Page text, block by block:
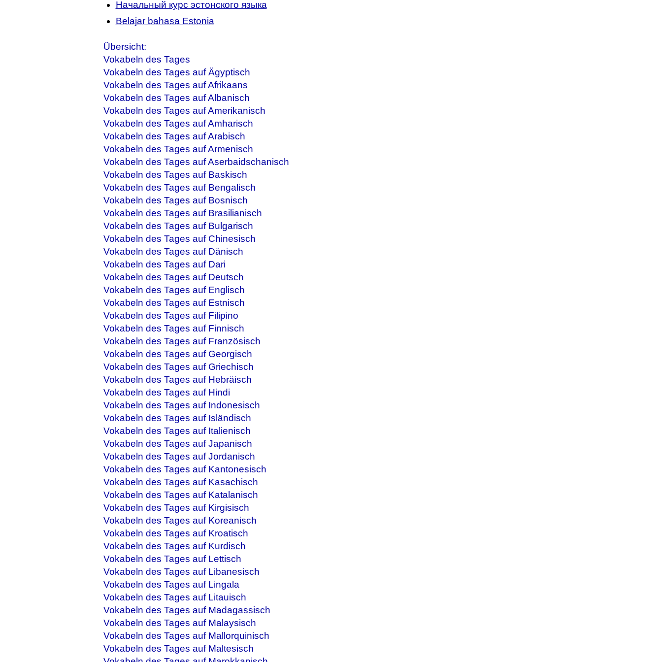
Начальный курс эстонского языка
Belajar bahasa Estonia
Übersicht:
Vokabeln des Tages
Vokabeln des Tages auf Ägyptisch
Vokabeln des Tages auf Afrikaans
Vokabeln des Tages auf Albanisch
Vokabeln des Tages auf Amerikanisch
Vokabeln des Tages auf Amharisch
Vokabeln des Tages auf Arabisch
Vokabeln des Tages auf Armenisch
Vokabeln des Tages auf Aserbaidschanisch
Vokabeln des Tages auf Baskisch
Vokabeln des Tages auf Bengalisch
Vokabeln des Tages auf Bosnisch
Vokabeln des Tages auf Brasilianisch
Vokabeln des Tages auf Bulgarisch
Vokabeln des Tages auf Chinesisch
Vokabeln des Tages auf Dänisch
Vokabeln des Tages auf Dari
Vokabeln des Tages auf Deutsch
Vokabeln des Tages auf Englisch
Vokabeln des Tages auf Estnisch
Vokabeln des Tages auf Filipino
Vokabeln des Tages auf Finnisch
Vokabeln des Tages auf Französisch
Vokabeln des Tages auf Georgisch
Vokabeln des Tages auf Griechisch
Vokabeln des Tages auf Hebräisch
Vokabeln des Tages auf Hindi
Vokabeln des Tages auf Indonesisch
Vokabeln des Tages auf Isländisch
Vokabeln des Tages auf Italienisch
Vokabeln des Tages auf Japanisch
Vokabeln des Tages auf Jordanisch
Vokabeln des Tages auf Kantonesisch
Vokabeln des Tages auf Kasachisch
Vokabeln des Tages auf Katalanisch
Vokabeln des Tages auf Kirgisisch
Vokabeln des Tages auf Koreanisch
Vokabeln des Tages auf Kroatisch
Vokabeln des Tages auf Kurdisch
Vokabeln des Tages auf Lettisch
Vokabeln des Tages auf Libanesisch
Vokabeln des Tages auf Lingala
Vokabeln des Tages auf Litauisch
Vokabeln des Tages auf Madagassisch
Vokabeln des Tages auf Malaysisch
Vokabeln des Tages auf Mallorquinisch
Vokabeln des Tages auf Maltesisch